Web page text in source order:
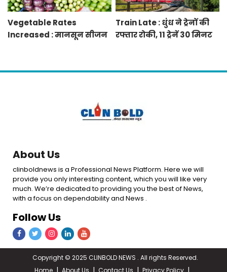
Vegetable Rates
Increased : मानसून सीजन
Train Late : धुंध ने ट्रेनों की
रफ्तार रोकी, 11 ट्रेनें 30 मिनट
About Us
clinboldnews is a Professional News Platform. Here we will
provide you only interesting content, which you will like very
much. We’re dedicated to providing you the best of News,
with a focus on dependability and News .
Follow Us
Copyright © 2025 CLINBOLD NEWS . All rights Reserved.